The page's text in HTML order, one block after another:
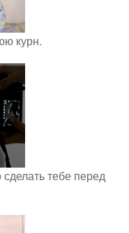
курн.
тебе перед